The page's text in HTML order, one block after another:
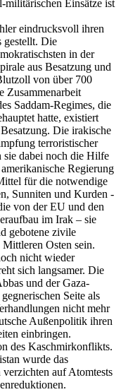
Einsätze ist
eindrucksvoll ihren
gestellt. Die
in der
aus Besatzung und
von über 700
Zusammenarbeit
Saddam-Regimes, die
hatte, existiert
Die irakische
terroristischer
sie dabei noch die Hilfe
Regierung
für die notwendige
Sunniten und Kurden -
von der EU und den
im Irak – sie
gebotene zivile
Osten sein.
nicht wieder
sich langsamer. Die
und der Gaza-
Seite als
nicht mehr
Außenpolitik ihren
einbringen.
des Kaschmirkonflikts.
wurde das
auf Atomtests